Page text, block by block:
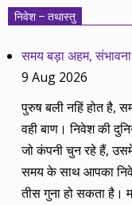
निवेश – तथास्तु
समय बड़ा अहम, संभावना
9 Aug 2026
पुरुष बली नहिं होत है,
वही बाण। निवेश की
जो कंपनी चुन रहे हैं, उसमें
समय के साथ आपका
तीस गुना हो सकता